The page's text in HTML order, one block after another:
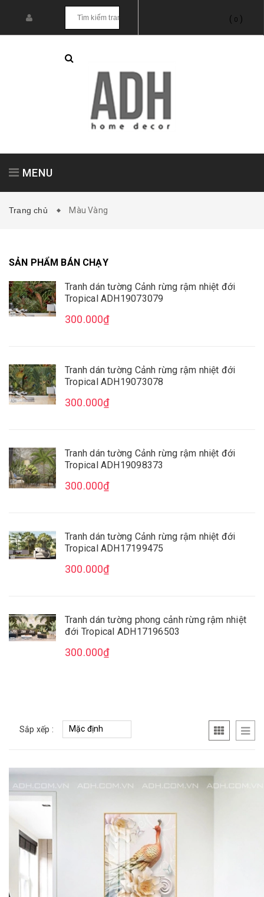
( 0 )
MENU
Mua File Tranh
Thế giới Decor
Trang chủ Màu Vàng
SẢN PHẨM BÁN CHẠY
Tranh dán tường Cảnh rừng rậm nhiệt đới
Tropical ADH19073079
300.000₫
Tranh dán tường Cảnh rừng rậm nhiệt đới
Tropical ADH19073078
300.000₫
Tranh dán tường Cảnh rừng rậm nhiệt đới
Tropical ADH19098373
300.000₫
Tranh dán tường Cảnh rừng rậm nhiệt đới
Tropical ADH17199475
300.000₫
Tranh dán tường phong cảnh rừng rậm nhiệt
đới Tropical ADH17196503
300.000₫
Sắp xếp :